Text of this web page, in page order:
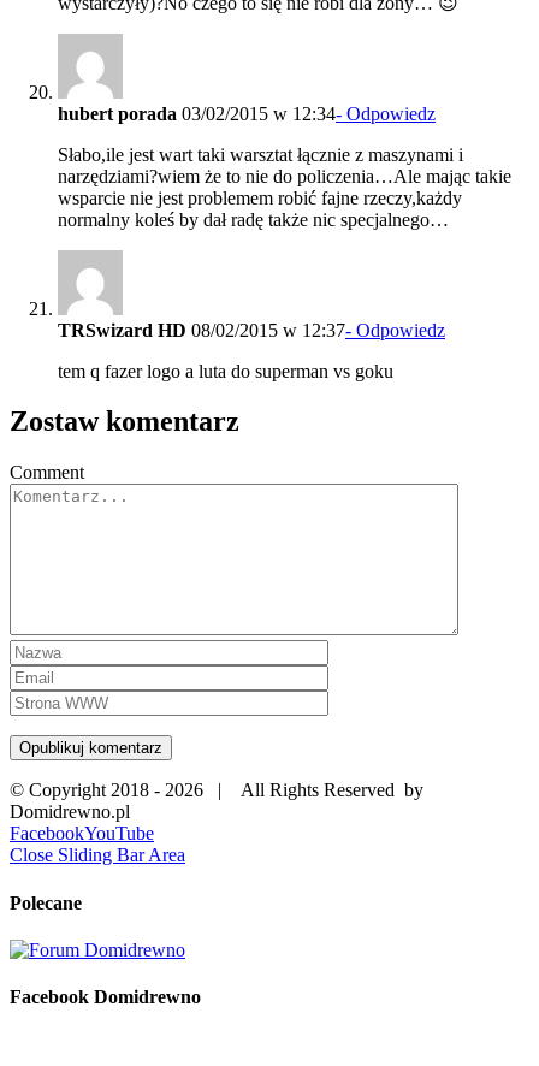
hubert porada 03/02/2015 w 12:34- Odpowiedz
Słabo,ile jest wart taki warsztat łącznie z maszynami i
narzędziami?wiem że to nie do policzenia…Ale mając takie
wsparcie nie jest problemem robić fajne rzeczy,każdy
normalny koleś by dał radę także nic specjalnego…
TRSwizard HD 08/02/2015 w 12:37- Odpowiedz
tem q fazer logo a luta do superman vs goku
Zostaw komentarz
Comment
© Copyright 2018 - 2026 | All Rights Reserved by
Domidrewno.pl
FacebookYouTube
Close Sliding Bar Area
Polecane
Facebook Domidrewno